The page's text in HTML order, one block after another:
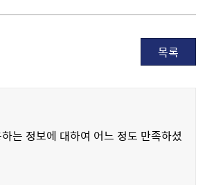
목록
는 정보에 대하여 어느 정도 만족하셨